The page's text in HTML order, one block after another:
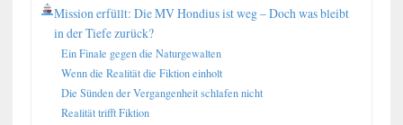
Mission erfüllt: Die MV Hondius ist weg – Doch was bleibt
in der Tiefe zurück?
Ein Finale gegen die Naturgewalten
Wenn die Realität die Fiktion einholt
Die Sünden der Vergangenheit schlafen nicht
Realität trifft Fiktion